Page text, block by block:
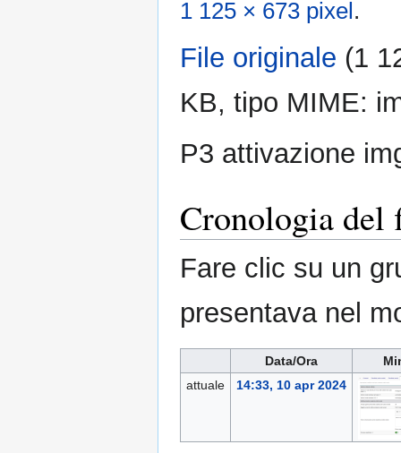
1 125 × 673 pixel.
File originale (1
KB, tipo MIME:
P3 attivazione
Cronologia del
Fare clic su un
presentava nel
Data/Ora
attuale
14:33, 10 apr 2024